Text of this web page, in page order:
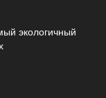
экологичный